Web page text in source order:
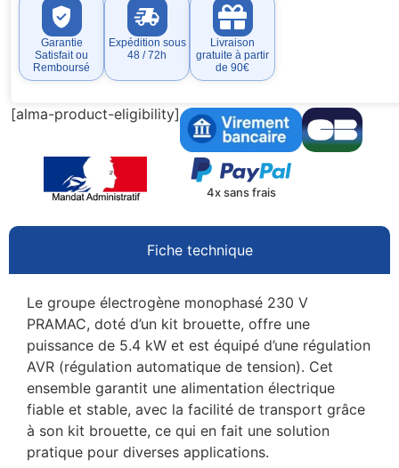
Garantie
Satisfait ou
Remboursé
Expédition sous
48 / 72h
Livraison
gratuite à partir
de 90€
[alma-product-eligibility]
4x sans frais
Fiche technique
Le groupe électrogène monophasé 230 V
PRAMAC, doté d’un kit brouette, offre une
puissance de 5.4 kW et est équipé d’une régulation
AVR (régulation automatique de tension). Cet
ensemble garantit une alimentation électrique
fiable et stable, avec la facilité de transport grâce
à son kit brouette, ce qui en fait une solution
pratique pour diverses applications.